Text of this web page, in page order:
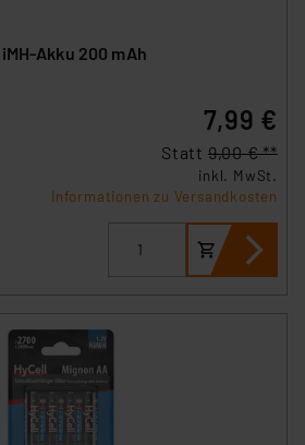
Akku 200 mAh
7,99 €
Statt 9,00 € **
inkl. MwSt.
Informationen zu Versandkosten